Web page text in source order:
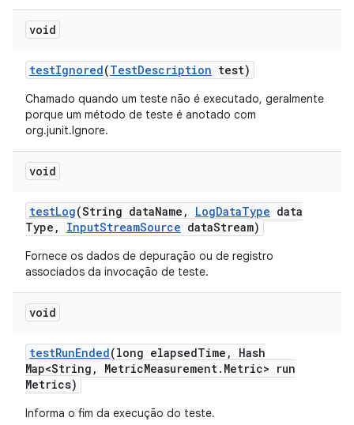
void
testIgnored(TestDescription test)
Chamado quando um teste não é executado, geralmente
porque um método de teste é anotado com
org.junit.Ignore.
void
testLog(String dataName , LogDataType data
Type , InputStreamSource dataStream)
Fornece os dados de depuração ou de registro
associados da invocação de teste.
void
testRunEnded(long elapsedTime ,
Hash
Map<String , MetricMeasurement. Metric> run
Metrics)
Informa o fim da execução do teste.